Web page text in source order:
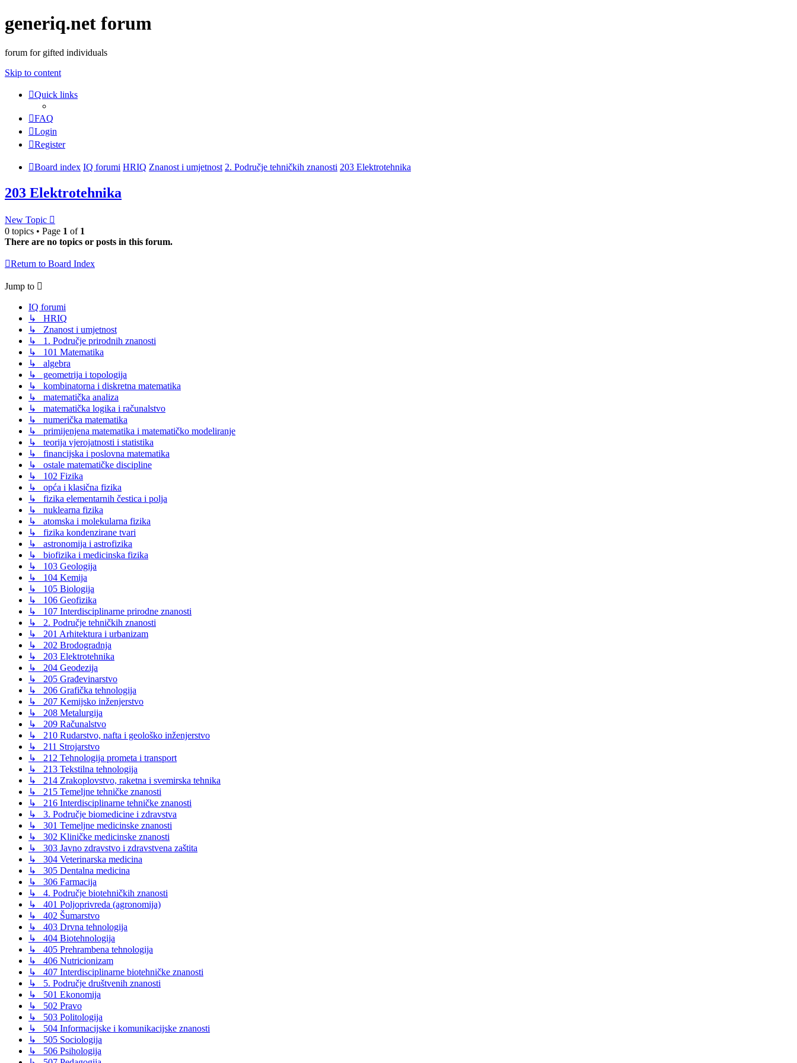
generiq.net forum
forum for gifted individuals
Skip to content
Quick links
FAQ
Login
Register
Board index IQ forumi HRIQ Znanost i umjetnost 2. Područje tehničkih znanosti 203 Elektrotehnika
203 Elektrotehnika
New Topic
0 topics • Page 1 of 1
There are no topics or posts in this forum.
Return to Board Index
Jump to
IQ forumi
↳ HRIQ
↳ Znanost i umjetnost
↳ 1. Područje prirodnih znanosti
↳ 101 Matematika
↳ algebra
↳ geometrija i topologija
↳ kombinatorna i diskretna matematika
↳ matematička analiza
↳ matematička logika i računalstvo
↳ numerička matematika
↳ primijenjena matematika i matematičko modeliranje
↳ teorija vjerojatnosti i statistika
↳ financijska i poslovna matematika
↳ ostale matematičke discipline
↳ 102 Fizika
↳ opća i klasična fizika
↳ fizika elementarnih čestica i polja
↳ nuklearna fizika
↳ atomska i molekularna fizika
↳ fizika kondenzirane tvari
↳ astronomija i astrofizika
↳ biofizika i medicinska fizika
↳ 103 Geologija
↳ 104 Kemija
↳ 105 Biologija
↳ 106 Geofizika
↳ 107 Interdisciplinarne prirodne znanosti
↳ 2. Područje tehničkih znanosti
↳ 201 Arhitektura i urbanizam
↳ 202 Brodogradnja
↳ 203 Elektrotehnika
↳ 204 Geodezija
↳ 205 Građevinarstvo
↳ 206 Grafička tehnologija
↳ 207 Kemijsko inženjerstvo
↳ 208 Metalurgija
↳ 209 Računalstvo
↳ 210 Rudarstvo, nafta i geološko inženjerstvo
↳ 211 Strojarstvo
↳ 212 Tehnologija prometa i transport
↳ 213 Tekstilna tehnologija
↳ 214 Zrakoplovstvo, raketna i svemirska tehnika
↳ 215 Temeljne tehničke znanosti
↳ 216 Interdisciplinarne tehničke znanosti
↳ 3. Područje biomedicine i zdravstva
↳ 301 Temeljne medicinske znanosti
↳ 302 Kliničke medicinske znanosti
↳ 303 Javno zdravstvo i zdravstvena zaštita
↳ 304 Veterinarska medicina
↳ 305 Dentalna medicina
↳ 306 Farmacija
↳ 4. Područje biotehničkih znanosti
↳ 401 Poljoprivreda (agronomija)
↳ 402 Šumarstvo
↳ 403 Drvna tehnologija
↳ 404 Biotehnologija
↳ 405 Prehrambena tehnologija
↳ 406 Nutricionizam
↳ 407 Interdisciplinarne biotehničke znanosti
↳ 5. Područje društvenih znanosti
↳ 501 Ekonomija
↳ 502 Pravo
↳ 503 Politologija
↳ 504 Informacijske i komunikacijske znanosti
↳ 505 Sociologija
↳ 506 Psihologija